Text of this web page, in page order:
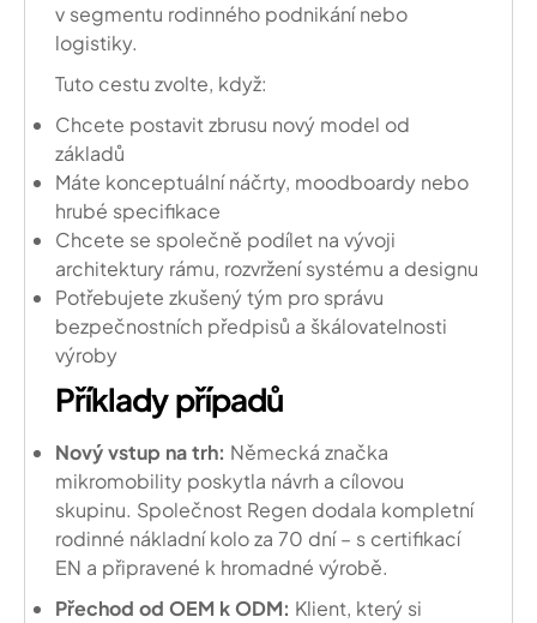
v segmentu rodinného podnikání nebo
logistiky.
Tuto cestu zvolte, když:
Chcete postavit zbrusu nový model od
základů
Máte konceptuální náčrty, moodboardy nebo
hrubé specifikace
Chcete se společně podílet na vývoji
architektury rámu, rozvržení systému a designu
Potřebujete zkušený tým pro správu
bezpečnostních předpisů a škálovatelnosti
výroby
Příklady případů
Nový vstup na trh: Německá značka
mikromobility poskytla návrh a cílovou
skupinu. Společnost Regen dodala kompletní
rodinné nákladní kolo za 70 dní – s certifikací
EN a připravené k hromadné výrobě.
Přechod od OEM k ODM: Klient, který si